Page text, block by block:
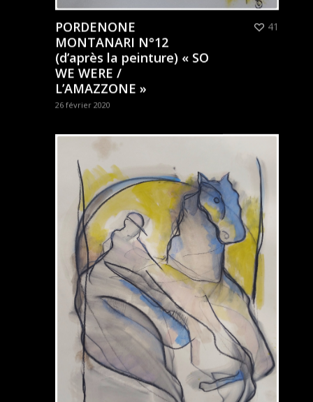
PORDENONE
MONTANARI N°12
(d’après la peinture) « SO
WE WERE /
L’AMAZZONE »
26 février 2020
41